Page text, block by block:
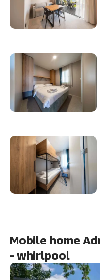
Mobile home
- whirlpool